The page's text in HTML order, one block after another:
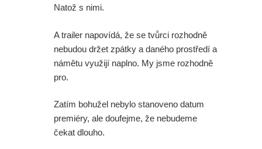
Natož s nimi.
A trailer napovídá, že se tvůrci rozhodně
nebudou držet zpátky a daného prostředí a
námětu využijí naplno. My jsme rozhodně
pro.
Zatím bohužel nebylo stanoveno datum
premiéry, ale doufejme, že nebudeme
čekat dlouho.